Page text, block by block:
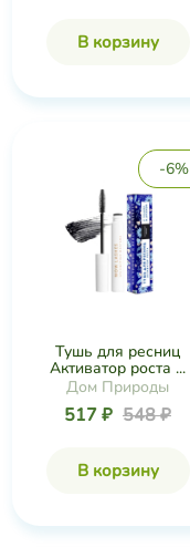
В корзину
-6%
Тушь для ресниц
Активатор роста ...
Дом Природы
517 ₽ 548 ₽
В корзину